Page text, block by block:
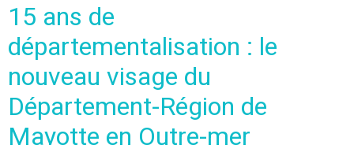
15 ans de
départementalisation : le
nouveau visage du
Département-Région de
Mayotte en Outre-mer